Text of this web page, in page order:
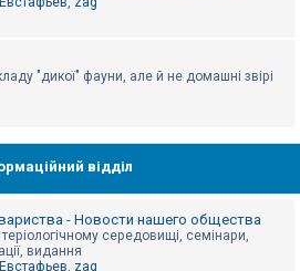
"дикої" фауни, але й не домашні звірі
відділ
- Новости нашего общества
теріологічному середовищі, семінари,
видання
, zag